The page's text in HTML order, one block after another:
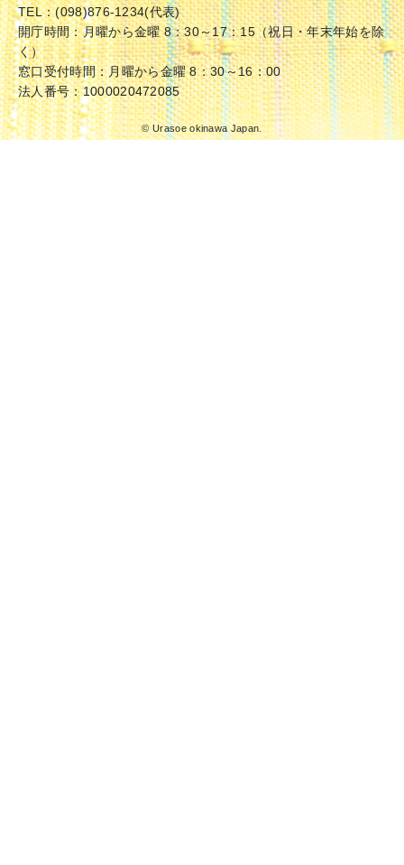
TEL：(098)876-1234(代表)
開庁時間：月曜から金曜 8：30～17：15（祝日・年末年始を除
く）
窓口受付時間：月曜から金曜 8：30～16：00
法人番号：1000020472085
© Urasoe okinawa Japan.